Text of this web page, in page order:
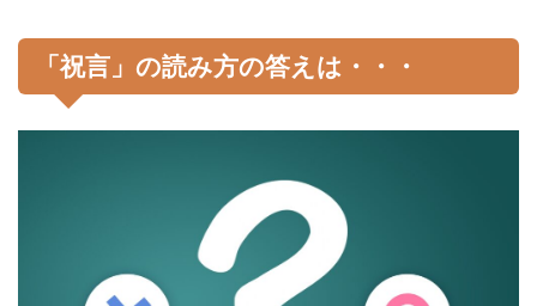
「祝言」の読み方の答えは・・・